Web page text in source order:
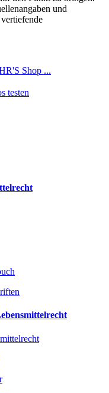
und
Shop ...
testen